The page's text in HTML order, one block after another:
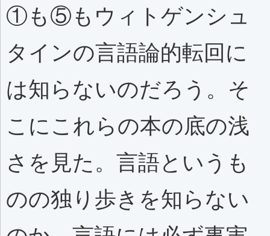
①も⑤もウィトゲンシュ
タインの言語論的転回に
は知らないのだろう。そ
こにこれらの本の底の浅
さを見た。言語というも
のの独り歩きを知らない